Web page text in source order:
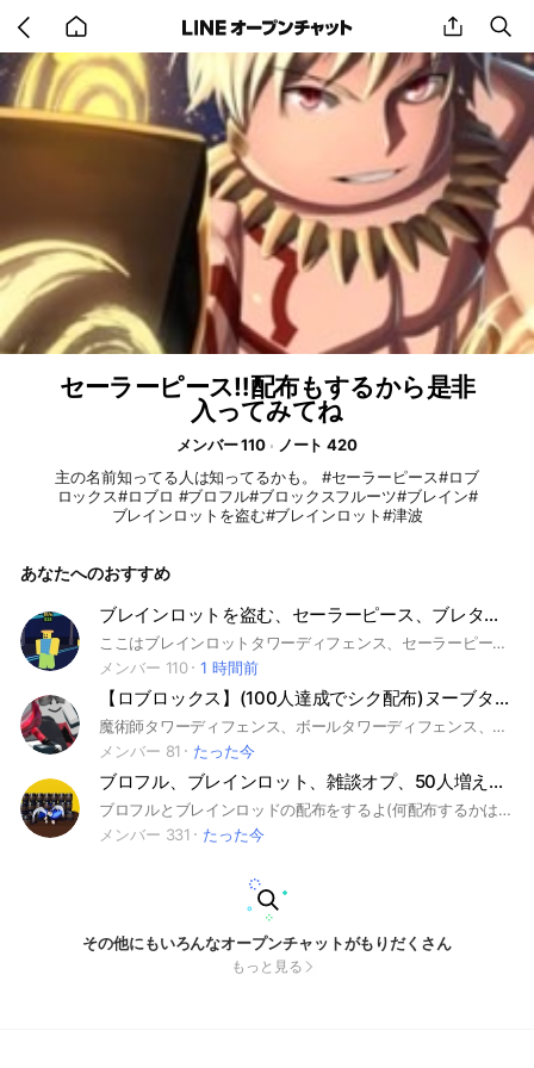
back
to
home
share
セーラーピース‼️配布もするから是非
入ってみてね
メンバー 110
ノート 420
主の名前知ってる人は知ってるかも。 #セーラーピース#ロブ
ロックス#ロブロ #ブロフル#ブロックスフルーツ#ブレイン#
ブレインロットを盗む#ブレインロット#津波
あなたへのおすすめ
ブレインロットを盗む、セーラーピース、ブレタワオプ！初心者大歓迎！
ここはブレインロットタワーディフェンス、セーラーピース、ブレインロットを盗むのオープンチャットです！管理人と副官にセーラーピース強い人沢山います！！ キャリーは受け付けてるんでぜひ頼んでください(管理人より)浮上も沢山！トレード盛ん！ぜひ一度入って見て！！！ #ロブロックス#ブレインロットタワーディフェンス#ブレタワ#ブレインロートタワーディフェンス#セーラーピース#ブレインロットを盗む
メンバー 110
1 時間前
【ロブロックス】(100人達成でシク配布)ヌーブタワーディフェンス
魔術師タワーディフェンス、ボールタワーディフェンス、ロブロックス、セーラーピース、ヌーブタワーディフェンス、ブレインロットカードバトル
メンバー 81
たった今
ブロフル、ブレインロット、雑談オプ、50人増える毎に狐くらいの物配布してるよ(多分
ブロフルとブレインロッドの配布をするよ(何配布するかは知らない) #ブロフル#ブレインロッド#デスボ#デスボール#取引#交換#雑談
メンバー 331
たった今
その他にもいろんなオープンチャットがもりだくさん
もっと見る